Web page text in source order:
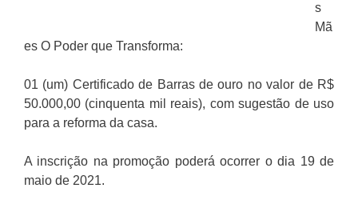
s
Mã
es O Poder que Transforma:
01 (um) Certificado de Barras de ouro no valor de R$
50.000,00 (cinquenta mil reais), com sugestão de uso
para a reforma da casa.
A inscrição na promoção poderá ocorrer o dia 19 de
maio de 2021.